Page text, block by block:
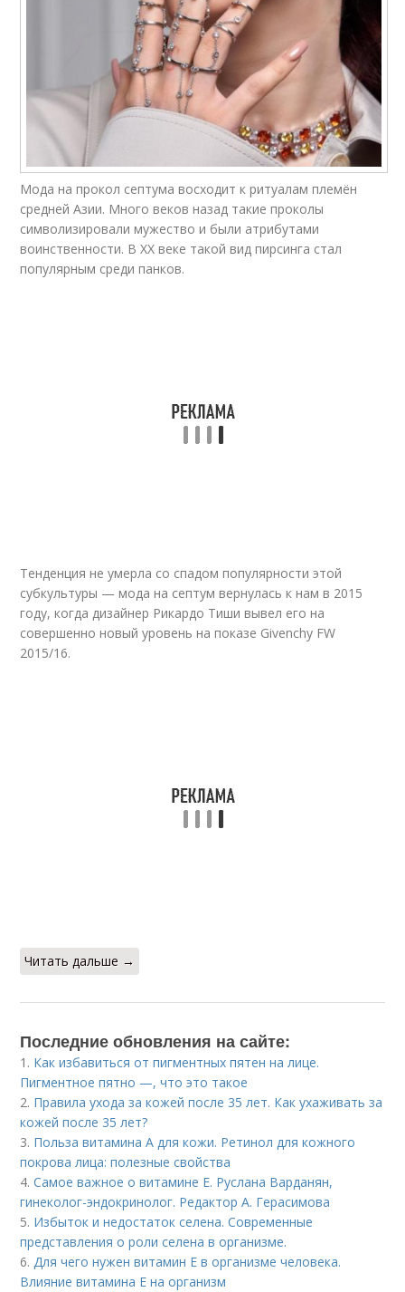
Мода на прокол септума восходит к ритуалам племён
средней Азии. Много веков назад такие проколы
символизировали мужество и были атрибутами
воинственности. В XX веке такой вид пирсинга стал
популярным среди панков.
Тенденция не умерла со спадом популярности этой
субкультуры — мода на септум вернулась к нам в 2015
году, когда дизайнер Рикардо Тиши вывел его на
совершенно новый уровень на показе Givenchy FW
2015/16.
Читать дальше →
Последние обновления на сайте:
1. Как избавиться от пигментных пятен на лице.
Пигментное пятно —, что это такое
2. Правила ухода за кожей после 35 лет. Как ухаживать за
кожей после 35 лет?
3. Польза витамина А для кожи. Ретинол для кожного
покрова лица: полезные свойства
4.Самое важное о витамине Е. Руслана Варданян,
гинеколог-эндокринолог. Редактор А. Герасимова
5. Избыток и недостаток селена. Современные
представления о роли селена в организме.
6. Для чего нужен витамин Е в организме человека.
Влияние витамина E на организм